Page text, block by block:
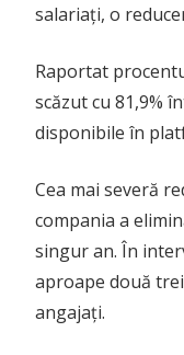
salariați, o
Raportat
scăzut cu 81,9%
disponibile în
Cea mai severă
compania a
singur an. În
aproape două
angajați.